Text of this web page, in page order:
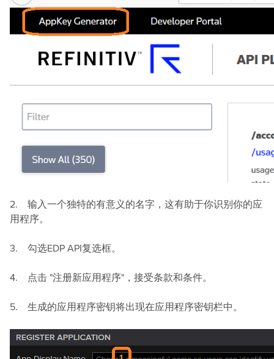
2. 输入一个独特的有意义的名字，这有助于你识别你的应
用程序。
3. 勾选EDP API复选框。
4. 点击 "注册新应用程序"，接受条款和条件。
5. 生成的应用程序密钥将出现在应用程序密钥栏中。